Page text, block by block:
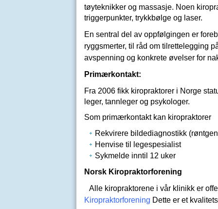
tøyteknikker og massasje. Noen
triggerpunkter, trykkbølge og laser.
En sentral del av oppfølgingen er
ryggsmerter, til råd om tilrettelegging
avspenning og konkrete øvelser for
Primærkontakt:
Fra 2006 fikk kiropraktorer i Norge
leger, tannleger og psykologer.
Som primærkontakt kan kiropraktorer
Rekvirere bildediagnostikk
Henvise til legespesialist
Sykmelde inntil 12 uker
Norsk Kiropraktorforening
Alle kiropraktorene i vår klinikk er
Kiropraktorforening Dette er et